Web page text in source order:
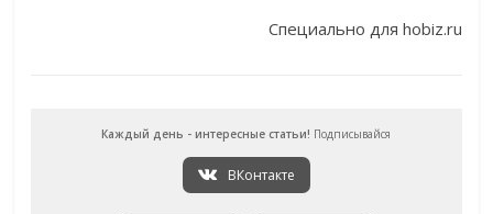
Специально для hobiz.ru
Каждый день - интересные статьи! Подписывайся
ВКонтакте